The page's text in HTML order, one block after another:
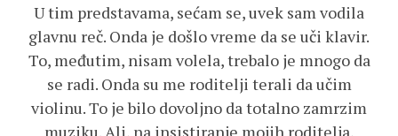
U tim predstavama, sećam se, uvek sam vodila
glavnu reč. Onda je došlo vreme da se uči klavir.
To, međutim, nisam volela, trebalo je mnogo da
se radi. Onda su me roditelji terali da učim
violinu. To je bilo dovoljno da totalno zamrzim
muziku. Ali, na insistiranje mojih roditelja,